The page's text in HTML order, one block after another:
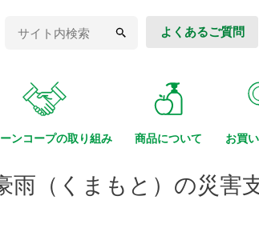
よくあるご質問
ンコープの取り組み 商品について お買
雨（くまもと）の災害